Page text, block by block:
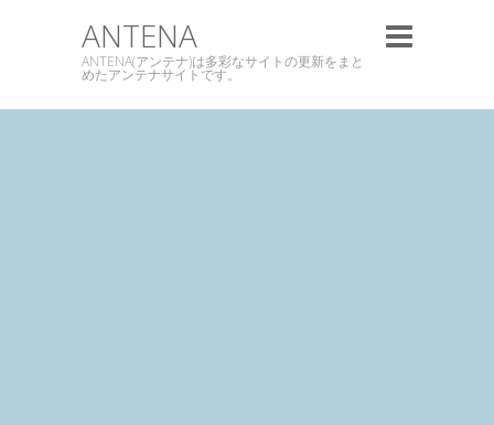
ANTENA
ANTENA(アンテナ)は多彩なサイトの更新をまと
めたアンテナサイトです。